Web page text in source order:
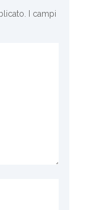
I campi